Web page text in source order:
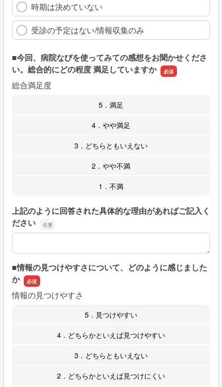
時期は決めていない
受診の予定はない/情報収集のみ
■今回、病院なびを使ってみての感想をお聞かせくださ
い。総合的にどの程度 満足していますか
総合満足度
5．満足
4．やや満足
3．どちらともいえない
2．やや不満
1．不満
上記のように回答された具体的な理由があればご記入く
ださい
上記のように回答された具体的な理由があればご記入くだ
■情報の見つけやすさについて、どのように感じました
か
情報の見つけやすさ
5．見つけやすい
4．どちらかといえば見つけやすい
3．どちらともいえない
2．どちらかといえば見つけにくい